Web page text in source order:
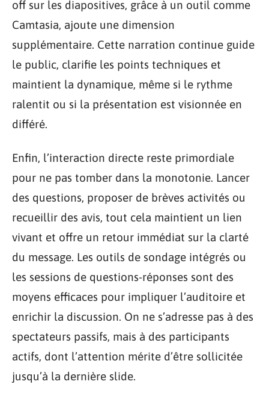
off sur les diapositives, grâce à un outil comme
Camtasia, ajoute une dimension
supplémentaire. Cette narration continue guide
le public, clarifie les points techniques et
maintient la dynamique, même si le rythme
ralentit ou si la présentation est visionnée en
différé.
Enfin, l’interaction directe reste primordiale
pour ne pas tomber dans la monotonie. Lancer
des questions, proposer de brèves activités ou
recueillir des avis, tout cela maintient un lien
vivant et offre un retour immédiat sur la clarté
du message. Les outils de sondage intégrés ou
les sessions de questions-réponses sont des
moyens efficaces pour impliquer l’auditoire et
enrichir la discussion. On ne s’adresse pas à des
spectateurs passifs, mais à des participants
actifs, dont l’attention mérite d’être sollicitée
jusqu’à la dernière slide.